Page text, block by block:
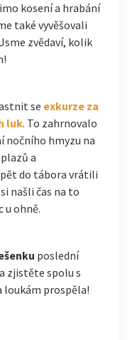
kosení a hrabání
také vyvěšovali
zvědaví, kolik
se exkurze za
luk. To zahrnovalo
nočního hmyzu na
a
do tábora vrátili
našli čas na to
u ohně.
poslední
zjistěte spolu s
loukám prospěla!